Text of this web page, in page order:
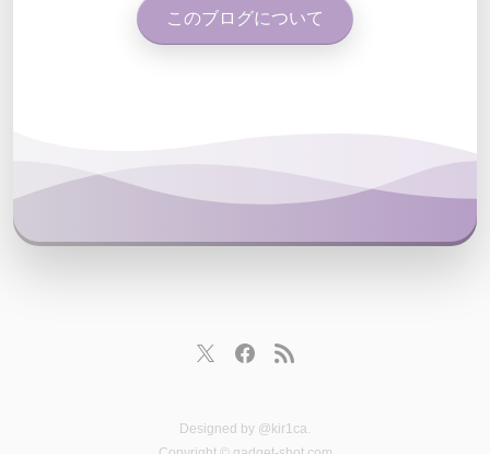
このブログについて
Designed by @kir1ca